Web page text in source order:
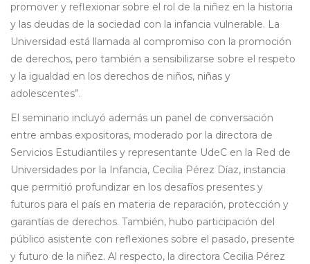
promover y reflexionar sobre el rol de la niñez en la historia
y las deudas de la sociedad con la infancia vulnerable. La
Universidad está llamada al compromiso con la promoción
de derechos, pero también a sensibilizarse sobre el respeto
y la igualdad en los derechos de niños, niñas y
adolescentes”.
El seminario incluyó además un panel de conversación
entre ambas expositoras, moderado por la directora de
Servicios Estudiantiles y representante UdeC en la Red de
Universidades por la Infancia, Cecilia Pérez Díaz, instancia
que permitió profundizar en los desafíos presentes y
futuros para el país en materia de reparación, protección y
garantías de derechos. También, hubo participación del
público asistente con reflexiones sobre el pasado, presente
y futuro de la niñez. Al respecto, la directora Cecilia Pérez